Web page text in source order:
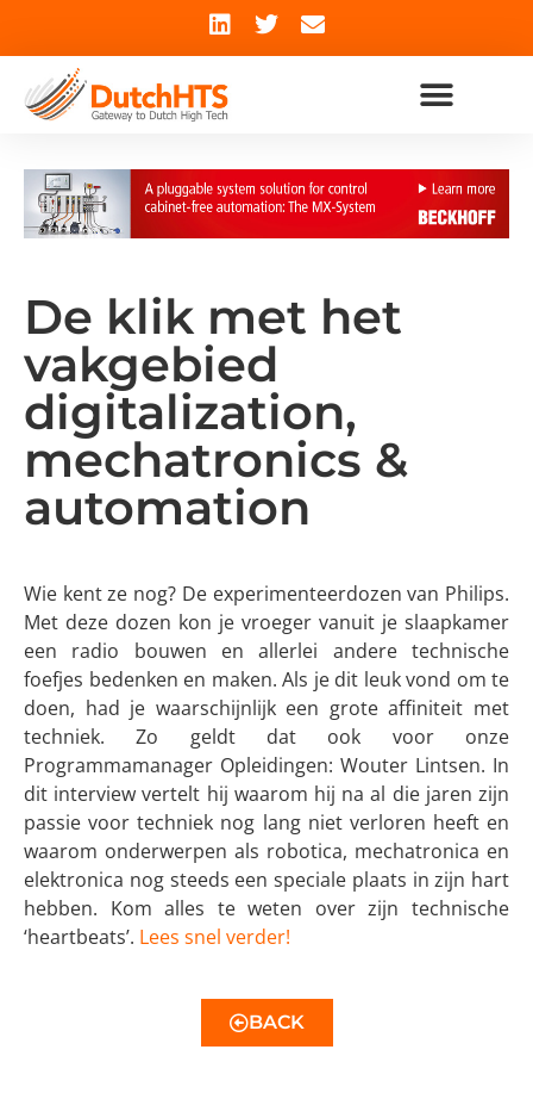
De klik met het
vakgebied
digitalization,
mechatronics &
automation
Wie kent ze nog? De experimenteerdozen van Philips.
Met deze dozen kon je vroeger vanuit je slaapkamer
een radio bouwen en allerlei andere technische
foefjes bedenken en maken. Als je dit leuk vond om te
doen, had je waarschijnlijk een grote affiniteit met
techniek. Zo geldt dat ook voor onze
Programmamanager Opleidingen: Wouter Lintsen. In
dit interview vertelt hij waarom hij na al die jaren zijn
passie voor techniek nog lang niet verloren heeft en
waarom onderwerpen als robotica, mechatronica en
elektronica nog steeds een speciale plaats in zijn hart
hebben. Kom alles te weten over zijn technische
‘heartbeats’. Lees snel verder!
BACK